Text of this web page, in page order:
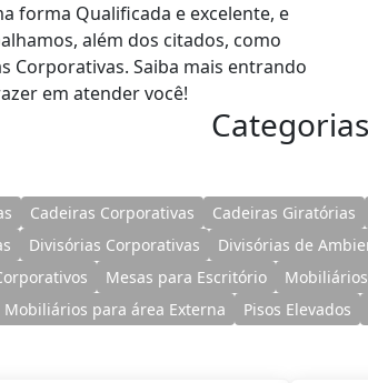
forma Qualificada e excelente, e
além dos citados, como
Corporativas. Saiba mais entrando
em atender você!
Categorias
Cadeiras Corporativas Cadeiras Giratórias
Divisórias Corporativas Divisórias de
Mesas para Escritório
Mobiliários para área Externa
Pisos Elevados